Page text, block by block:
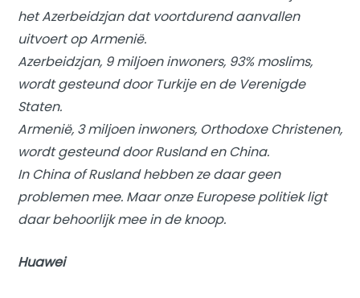
het Azerbeidzjan dat voortdurend aanvallen
uitvoert op Armenië.
Azerbeidzjan, 9 miljoen inwoners, 93% moslims,
wordt gesteund door Turkije en de Verenigde
Staten.
Armenië, 3 miljoen inwoners, Orthodoxe Christenen,
wordt gesteund door Rusland en China.
In China of Rusland hebben ze daar geen
problemen mee. Maar onze Europese politiek ligt
daar behoorlijk mee in de knoop.
Huawei